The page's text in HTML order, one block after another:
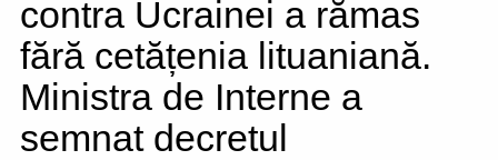
contra Ucrainei a rămas
fără cetățenia lituaniană.
Ministra de Interne a
semnat decretul